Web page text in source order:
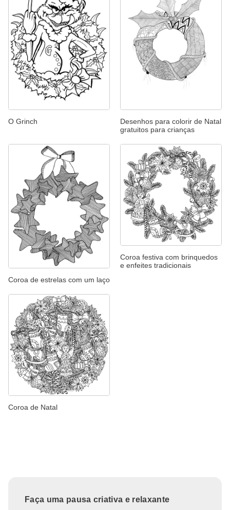
O Grinch
Desenhos para colorir de Natal
gratuitos para crianças
Coroa de estrelas com um laço
Coroa festiva com brinquedos
e enfeites tradicionais
Coroa de Natal
Faça uma pausa criativa e relaxante